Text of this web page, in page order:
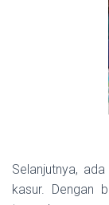
Selanjutnya,
kasur. Dengan